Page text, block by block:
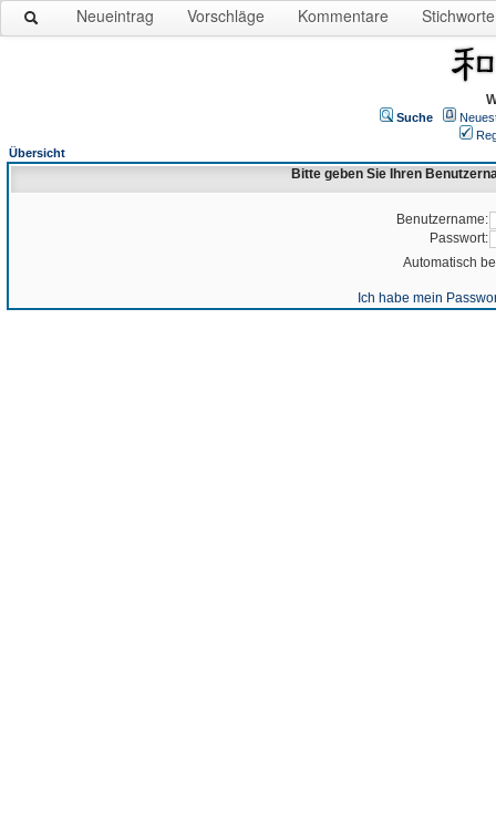
Neueintrag Vorschläge Kommentare Stichworte
Suche
Übersicht
Bitte geben Sie Ihren
Benutzername:
Passwort:
Automatisch
Ich habe mein